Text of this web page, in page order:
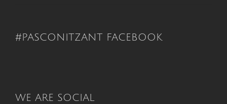
#PASCONITZANT FACEBOOK
WE ARE SOCIAL